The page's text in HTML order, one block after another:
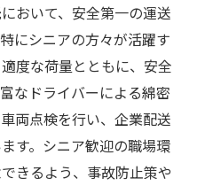
おいて、安全第一の運送
にシニアの方々が活躍す
度な荷量とともに、安全
なドライバーによる綿密
両点検を行い、企業配送
す。シニア歓迎の職場環
きるよう、事故防止策や